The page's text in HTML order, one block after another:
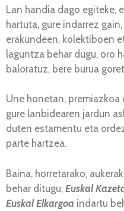
Lan handia dago egiteke,
hartuta, gure indarrez
erakundeen, kolektiboen
laguntza behar dugu, oro
baloratuz, bere burua
Une honetan,
gure lanbidearen jardun
duten estamentu eta
parte hartzea.
Baina, horretarako,
behar ditugu; Euskal
Euskal Elkargoa indartu